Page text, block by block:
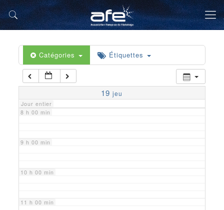
Catégories Étiquettes
19 jeu
Jour entier
5 h 00 min
6 h 00 min
7 h 00 min
8 h 00 min
9 h 00 min
10 h 00 min
11 h 00 min